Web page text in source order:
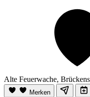
Alte Feuerwache,
Merken